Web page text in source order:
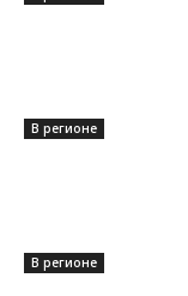
В регионе
В регионе